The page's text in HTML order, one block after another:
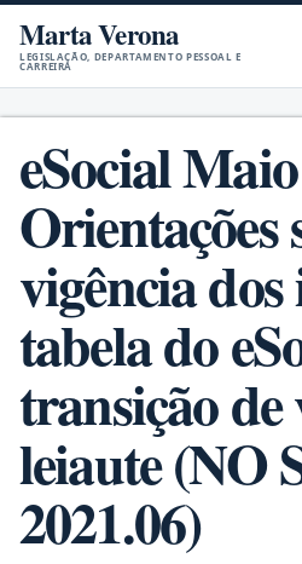
Marta Verona
LEGISLAÇÃO, DEPARTAMENTO PESSOAL E
CARREIRA
eSocial
Orientações
vigência dos
tabela do
transição de
leiaute (NO
2021.06)